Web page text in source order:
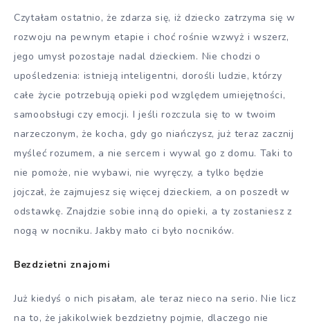
Czytałam ostatnio, że zdarza się, iż dziecko zatrzyma się w
rozwoju na pewnym etapie i choć rośnie wzwyż i wszerz,
jego umysł pozostaje nadal dzieckiem. Nie chodzi o
upośledzenia: istnieją inteligentni, dorośli ludzie, którzy
całe życie potrzebują opieki pod względem umiejętności,
samoobsługi czy emocji. I jeśli rozczula się to w twoim
narzeczonym, że kocha, gdy go niańczysz, już teraz zacznij
myśleć rozumem, a nie sercem i wywal go z domu. Taki to
nie pomoże, nie wybawi, nie wyręczy, a tylko będzie
jojczał, że zajmujesz się więcej dzieckiem, a on poszedł w
odstawkę. Znajdzie sobie inną do opieki, a ty zostaniesz z
nogą w nocniku. Jakby mało ci było nocników.
Bezdzietni znajomi
Już kiedyś o nich pisałam, ale teraz nieco na serio. Nie licz
na to, że jakikolwiek bezdzietny pojmie, dlaczego nie